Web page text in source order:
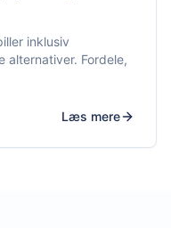
inklusiv
alternativer. Fordele,
Læs mere